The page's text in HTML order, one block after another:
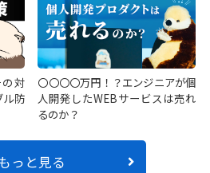
対
ル防
〇〇〇〇万円！？エンジニアが個
人開発したWEBサービスは売れ
るのか？
っと見る